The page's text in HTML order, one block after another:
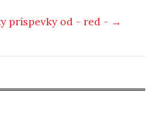
príspevky od - red - →